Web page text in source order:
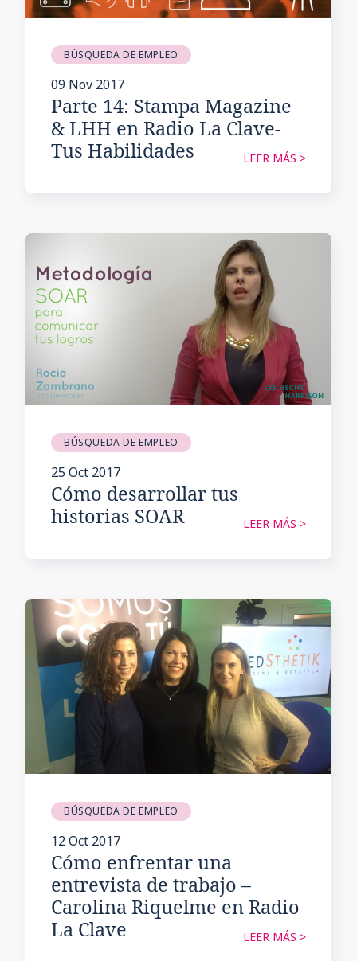
BÚSQUEDA DE EMPLEO
09 Nov 2017
Parte 14: Stampa Magazine
& LHH en Radio La Clave-
Tus Habilidades
LEER MÁS >
BÚSQUEDA DE EMPLEO
25 Oct 2017
Cómo desarrollar tus
historias SOAR
LEER MÁS >
BÚSQUEDA DE EMPLEO
12 Oct 2017
Cómo enfrentar una
entrevista de trabajo –
Carolina Riquelme en Radio
La Clave
LEER MÁS >